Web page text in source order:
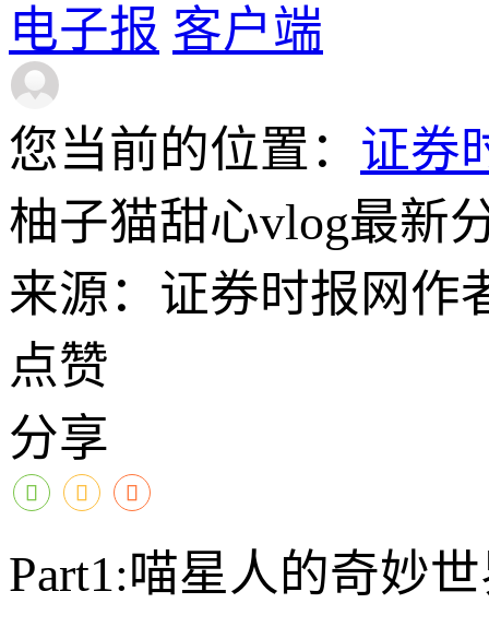
电子报 客户端
您当前的位置： 证券
柚子猫甜心vlog最新
来源：证券时报网作
点赞
分享
Part1:喵星人的奇妙